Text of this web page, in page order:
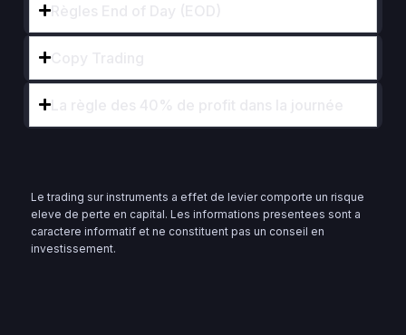
Règles End of Day (EOD)
Copy Trading
La règle des 40% de profit dans la journée
Le trading sur instruments a effet de levier comporte un risque
eleve de perte en capital. Les informations presentees sont a
caractere informatif et ne constituent pas un conseil en
investissement.